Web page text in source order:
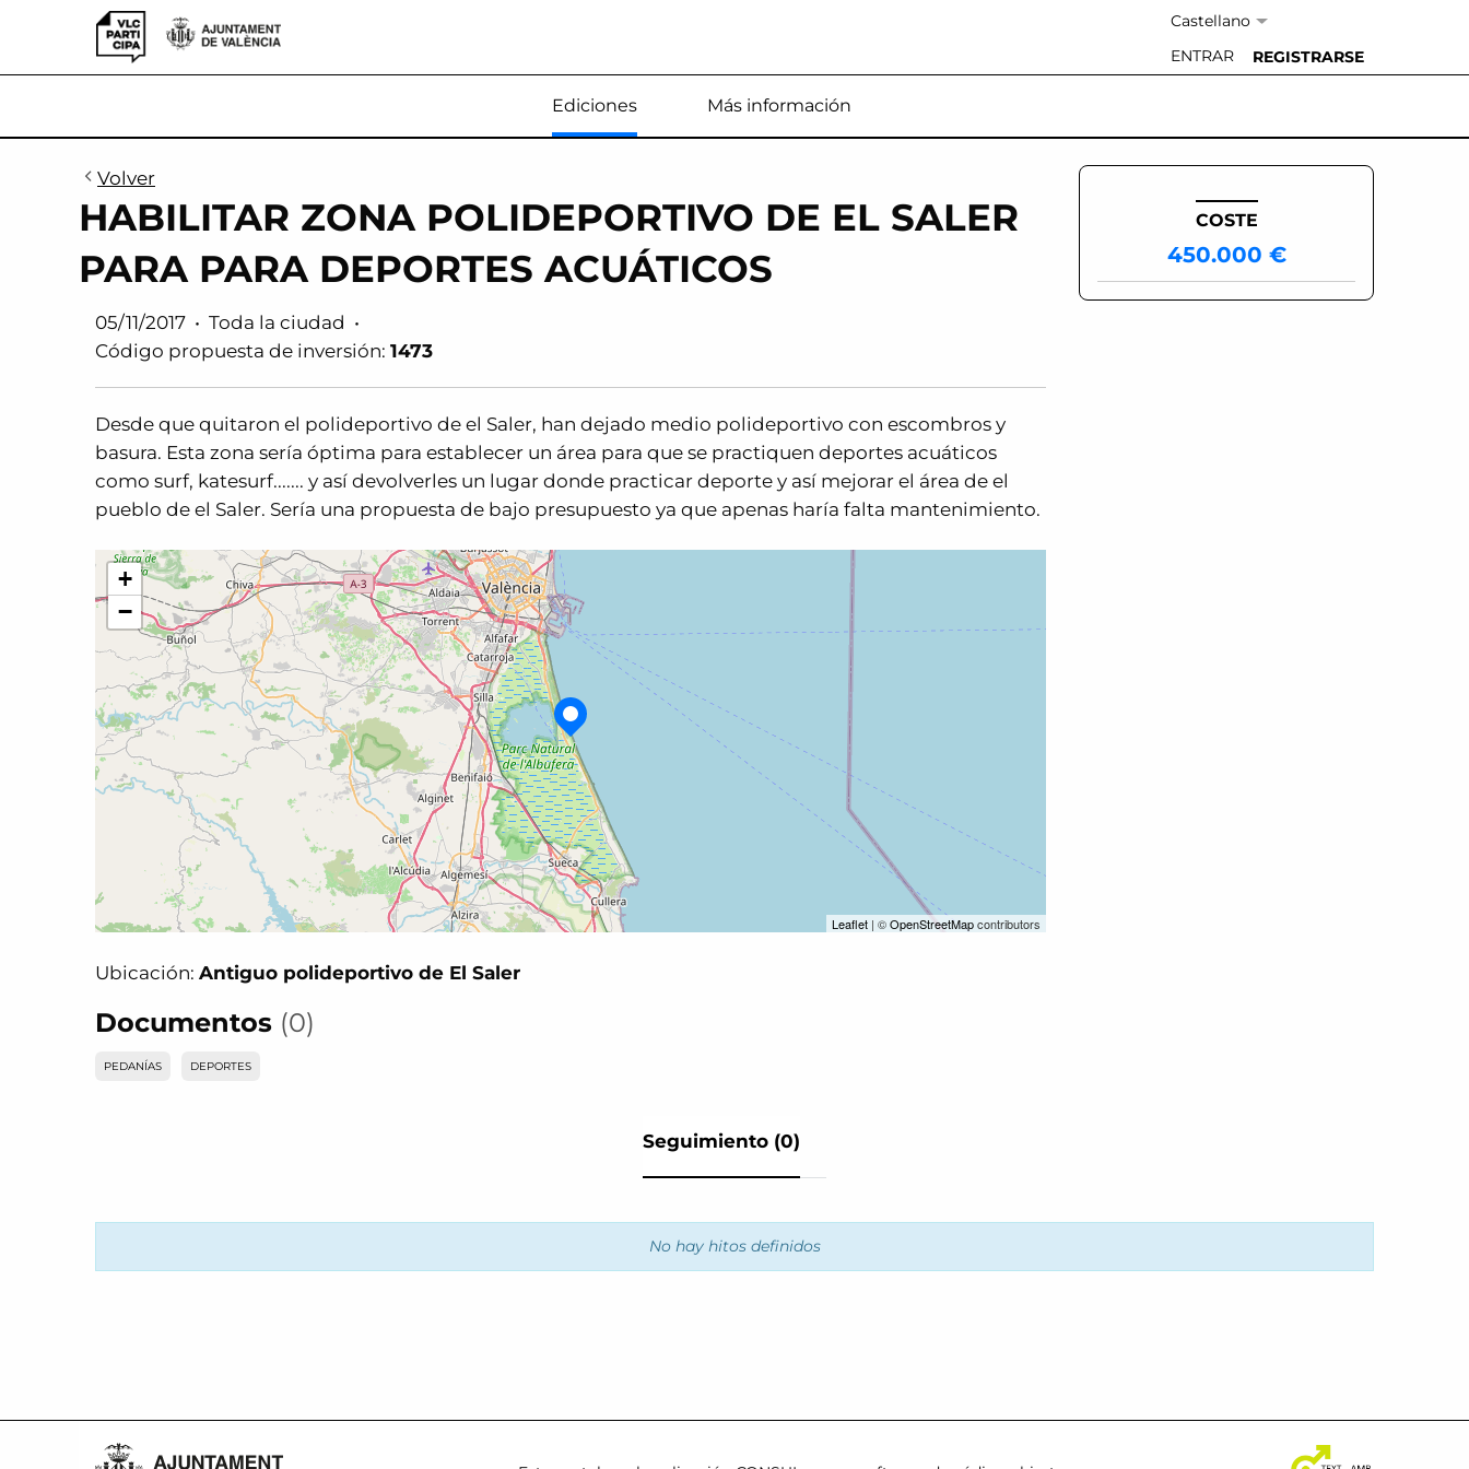
VLCParticipa Idioma:
ENTRAR REGISTRARSE
Ediciones Más información
Volver
HABILITAR ZONA POLIDEPORTIVO DE EL SALER
PARA PARA DEPORTES ACUÁTICOS
05/11/2017 • Toda la ciudad •
Código propuesta de inversión: 1473
Desde que quitaron el polideportivo de el Saler, han dejado medio polideportivo con escombros y
basura. Esta zona sería óptima para establecer un área para que se practiquen deportes acuáticos
como surf, katesurf....... y así devolverles un lugar donde practicar deporte y así mejorar el área de el
pueblo de el Saler. Sería una propuesta de bajo presupuesto ya que apenas haría falta mantenimiento.
+
−
Leaflet | ©OpenStreetMapcontributors
Ubicación: Antiguo polideportivo de El Saler
Documentos (0)
PEDANÍAS DEPORTES
COSTE
450.000 €
Seguimiento (0)
No hay hitos definidos